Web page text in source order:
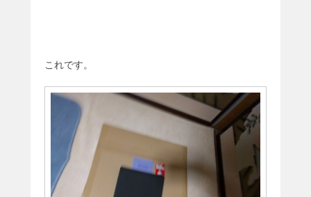
これです。